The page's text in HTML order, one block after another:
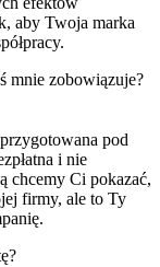
aby Twoja marka
mnie zobowiązuje?
pod
i nie
chcemy Ci pokazać,
firmy, ale to Ty